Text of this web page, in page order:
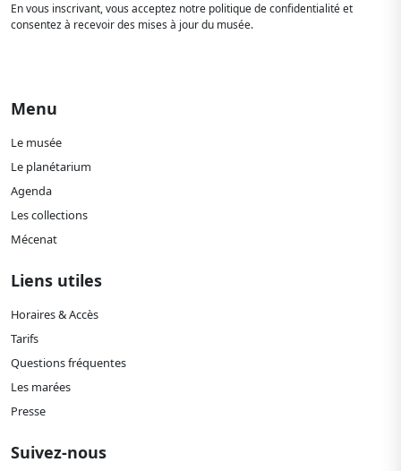
En vous inscrivant, vous acceptez notre politique de confidentialité et
consentez à recevoir des mises à jour du musée.
Menu
Le musée
Le planétarium
Agenda
Les collections
Mécenat
Liens utiles
Horaires & Accès
Tarifs
Questions fréquentes
Les marées
Presse
Suivez-nous